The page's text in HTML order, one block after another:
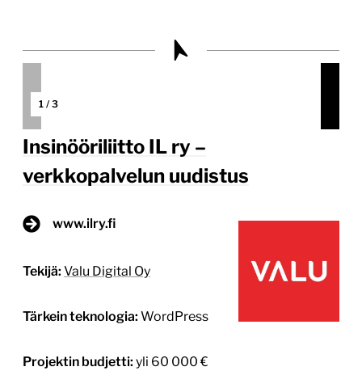
1 / 3
Insinööriliitto IL ry –
verkkopalvelun uudistus
www.ilry.fi
Tekijä: Valu Digital Oy
Tärkein teknologia: WordPress
Projektin budjetti: yli 60 000 €